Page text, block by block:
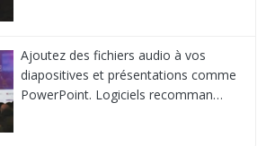
Ajoutez des fichiers audio à vos
diapositives et présentations comme
PowerPoint. Logiciels recomman…